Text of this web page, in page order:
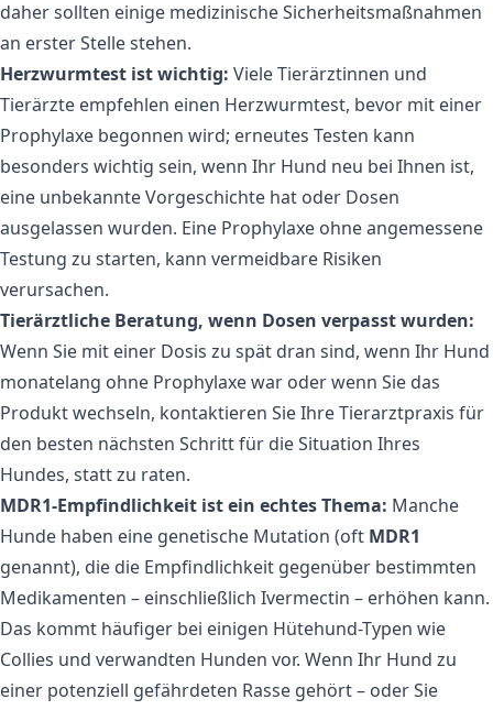
daher sollten einige medizinische Sicherheitsmaßnahmen
an erster Stelle stehen.
Herzwurmtest ist wichtig: Viele Tierärztinnen und
Tierärzte empfehlen einen Herzwurmtest, bevor mit einer
Prophylaxe begonnen wird; erneutes Testen kann
besonders wichtig sein, wenn Ihr Hund neu bei Ihnen ist,
eine unbekannte Vorgeschichte hat oder Dosen
ausgelassen wurden. Eine Prophylaxe ohne angemessene
Testung zu starten, kann vermeidbare Risiken
verursachen.
Tierärztliche Beratung, wenn Dosen verpasst wurden:
Wenn Sie mit einer Dosis zu spät dran sind, wenn Ihr Hund
monatelang ohne Prophylaxe war oder wenn Sie das
Produkt wechseln, kontaktieren Sie Ihre Tierarztpraxis für
den besten nächsten Schritt für die Situation Ihres
Hundes, statt zu raten.
MDR1-Empfindlichkeit ist ein echtes Thema: Manche
Hunde haben eine genetische Mutation (oft MDR1
genannt), die die Empfindlichkeit gegenüber bestimmten
Medikamenten – einschließlich Ivermectin – erhöhen kann.
Das kommt häufiger bei einigen Hütehund-Typen wie
Collies und verwandten Hunden vor. Wenn Ihr Hund zu
einer potenziell gefährdeten Rasse gehört – oder Sie